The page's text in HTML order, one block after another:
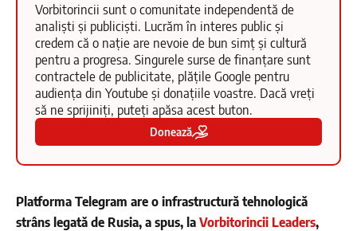
Vorbitorincii sunt o comunitate independentă de
analiști și publiciști. Lucrăm în interes public și
credem că o nație are nevoie de bun simț și cultură
pentru a progresa. Singurele surse de finanțare sunt
contractele de publicitate, plățile Google pentru
audiența din Youtube și donațiile voastre. Dacă vreți
să ne sprijiniți, puteți apăsa acest buton.
Donează
Platforma Telegram are o infrastructură tehnologică
strâns legată de Rusia, a spus, laVorbitorincii Leaders,